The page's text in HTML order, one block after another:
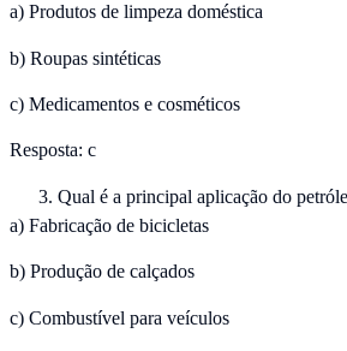
a) Produtos de limpeza doméstica
b) Roupas sintéticas
c) Medicamentos e cosméticos
Resposta: c
Qual é a principal aplicação do
a) Fabricação de bicicletas
b) Produção de calçados
c) Combustível para veículos